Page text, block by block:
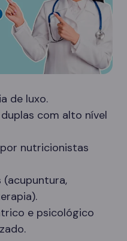
de luxo.
com alto nível
nutricionistas
(acupuntura,
e psicológico